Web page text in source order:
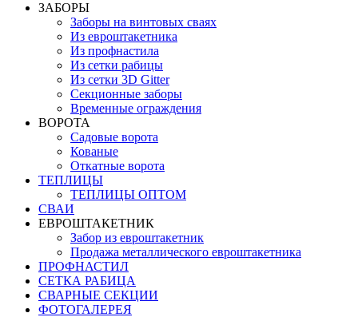
ЗАБОРЫ
Заборы на винтовых сваях
Из евроштакетника
Из профнастила
Из сетки рабицы
Из сетки 3D Gitter
Секционные заборы
Временные ограждения
ВОРОТА
Садовые ворота
Кованые
Откатные ворота
ТЕПЛИЦЫ
ТЕПЛИЦЫ ОПТОМ
СВАИ
ЕВРОШТАКЕТНИК
Забор из евроштакетник
Продажа металлического евроштакетника
ПРОФНАСТИЛ
СЕТКА РАБИЦА
СВАРНЫЕ СЕКЦИИ
ФОТОГАЛЕРЕЯ